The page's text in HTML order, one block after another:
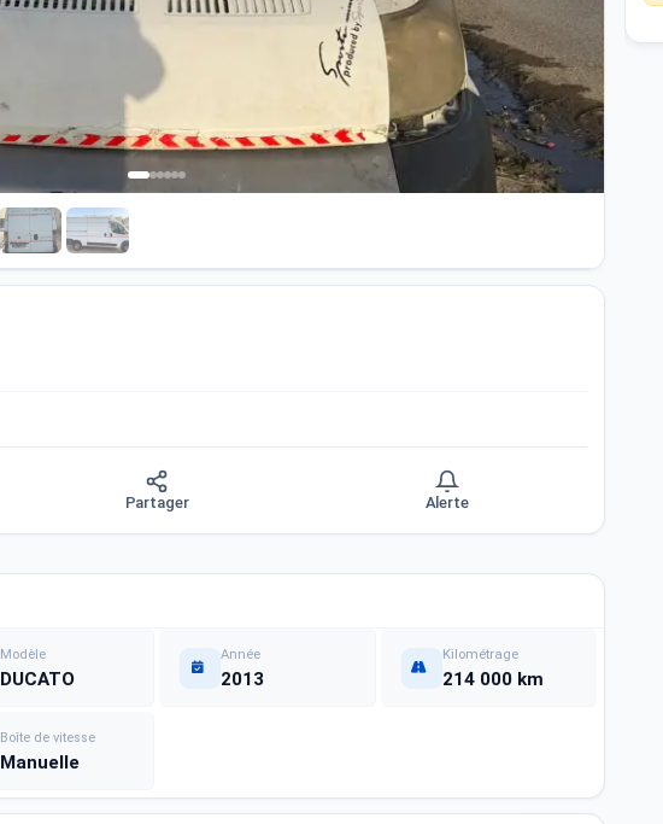
Partager Alerte
Modèle
DUCATO
Année
2013
Kilométrage
214 000 km
Boîte de vitesse
Manuelle